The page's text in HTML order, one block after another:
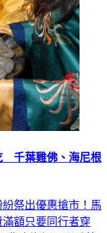
千葉雞佛、海尼根
祭出優惠搶市！馬
額只要同行者穿